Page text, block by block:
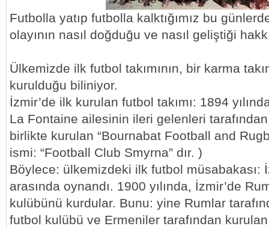
Futbolla yatıp futbolla kalktığımız bu
olayının nasıl doğduğu ve nasıl geliştiği
Ülkemizde ilk futbol takımının, bir karma
kurulduğu biliniyor.
İzmir’de ilk kurulan futbol takımı: 1894
La Fontaine ailesinin ileri gelenleri
birlikte kurulan “Bournabat Football and
ismi: “Football Club Smyrna” dır. )
Böylece: ülkemizdeki ilk futbol müsabakası:
arasında oynandı. 1900 yılında, İzmir’de
kulübünü kurdular. Bunu: yine Rumlar
futbol kulübü ve Ermeniler tarafından